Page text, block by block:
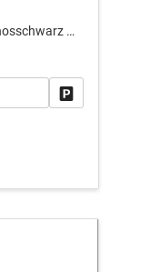
[0E0E] Mythosschwarz Metallic